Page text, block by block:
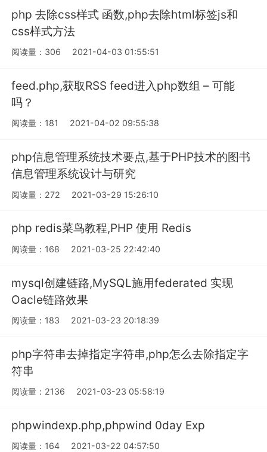
php 去除css样式 函数,php去除html标签js和
css样式方法
阅读量：306 2021-04-03 01:55:51
feed.php,获取RSS feed进入php数组 – 可能
吗？
阅读量：181 2021-04-02 09:55:38
php信息管理系统技术要点,基于PHP技术的图书
信息管理系统设计与研究
阅读量：272 2021-03-29 15:26:10
php redis菜鸟教程,PHP 使用 Redis
阅读量：168 2021-03-25 22:42:40
mysql创建链路,MySQL施用federated 实现
Oacle链路效果
阅读量：183 2021-03-23 20:18:39
php字符串去掉指定字符串,php怎么去除指定字
符串
阅读量：2136 2021-03-23 05:58:19
phpwindexp.php,phpwind 0day Exp
阅读量：164 2021-03-22 04:57:50